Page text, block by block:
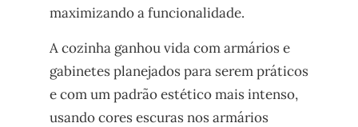
maximizando a funcionalidade.
A cozinha ganhou vida com armários e
gabinetes planejados para serem práticos
e com um padrão estético mais intenso,
usando cores escuras nos armários